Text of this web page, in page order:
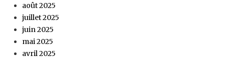
août 2025
juillet 2025
juin 2025
mai 2025
avril 2025